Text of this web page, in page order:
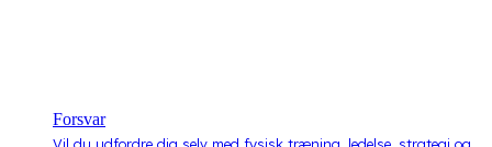
Forsvar
Vil du udfordre dig selv med fysisk træning, ledelse, strategi og